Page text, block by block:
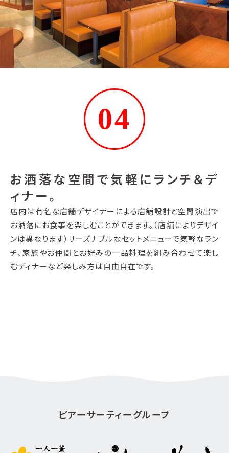
04
お洒落な空間で気軽にランチ＆デ
ィナー。
店内は有名な店舗デザイナーによる店舗設計と空間演出で
お洒落にお食事を楽しむことができます。（店舗によりデザイ
ンは異なります）リーズナブルなセットメニューで気軽なラン
チ、家族やお仲間とお好みの一品料理を組み合わせて楽し
むディナーなど楽しみ方は自由自在です。
ピアーサーティーグループ